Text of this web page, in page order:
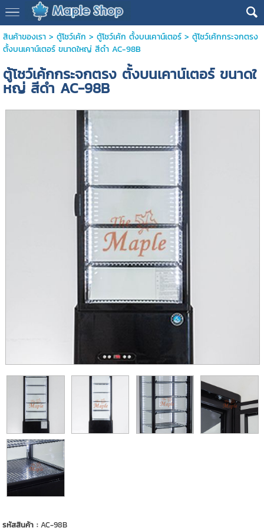
สินค้าของเรา> ตู้โชว์เค้ก > ตู้โชว์เค้ก ตั้งบนเคาน์เตอร์> ตู้โชว์เค้กกระจกตรง
ตั้งบนเคาน์เตอร์ ขนาดใหญ่ สีดำ AC-98B
ตู้โชว์เค้กกระจกตรง ตั้งบนเคาน์เตอร์ ขนาดใ
หญ่ สีดำ AC-98B
รหัสสินค้า :AC-98B